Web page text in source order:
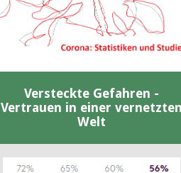
Versteckte Gefahren -
Vertrauen in einer vernetzten
Welt